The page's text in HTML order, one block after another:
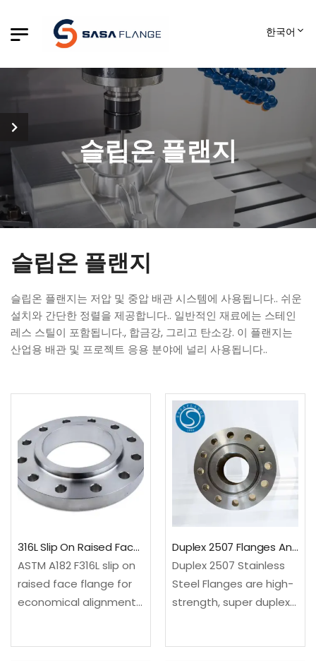
한국어
슬립온 플랜지
슬립온 플랜지
슬립온 플랜지는 저압 및 중압 배관 시스템에 사용됩니다.. 쉬운
설치와 간단한 정렬을 제공합니다.. 일반적인 재료에는 스테인
레스 스틸이 포함됩니다., 합금강, 그리고 탄소강. 이 플랜지는
산업용 배관 및 프로젝트 응용 분야에 널리 사용됩니다..
316L Slip On Raised Face Flange
ASTM A182 F316L slip on
raised face flange for
economical alignment
Duplex 2507 Flanges And UNS S32750/ S32760 Flange
Duplex 2507 Stainless
Steel Flanges are high-
strength, super duplex